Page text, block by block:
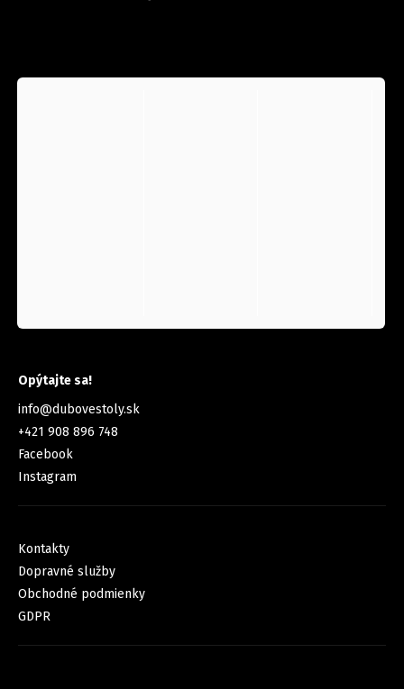
Opýtajte sa!
info@dubovestoly.sk
+421 908 896 748
Facebook
Instagram
Kontakty
Dopravné služby
Obchodné podmienky
GDPR